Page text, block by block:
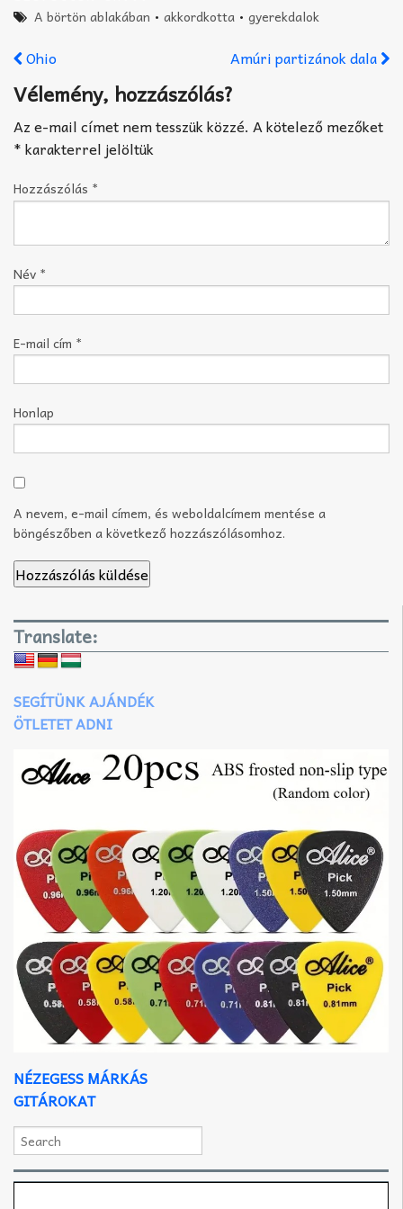
A börtön ablakában •akkordkotta •gyerekdalok
Ohio Amúri partizánok dala
Vélemény, hozzászólás?
Az e-mail címet nem tesszük közzé. A kötelező mezőket
*karakterrel jelöltük
Hozzászólás *
Név *
E-mail cím *
Honlap
A nevem, e-mail címem, és weboldalcímem mentése a
böngészőben a következő hozzászólásomhoz.
Translate:
SEGÍTÜNK AJÁNDÉK
ÖTLETET ADNI
NÉZEGESS MÁRKÁS
GITÁROKAT